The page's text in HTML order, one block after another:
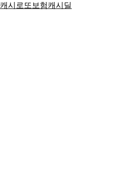
캐시로또 보험캐시딜